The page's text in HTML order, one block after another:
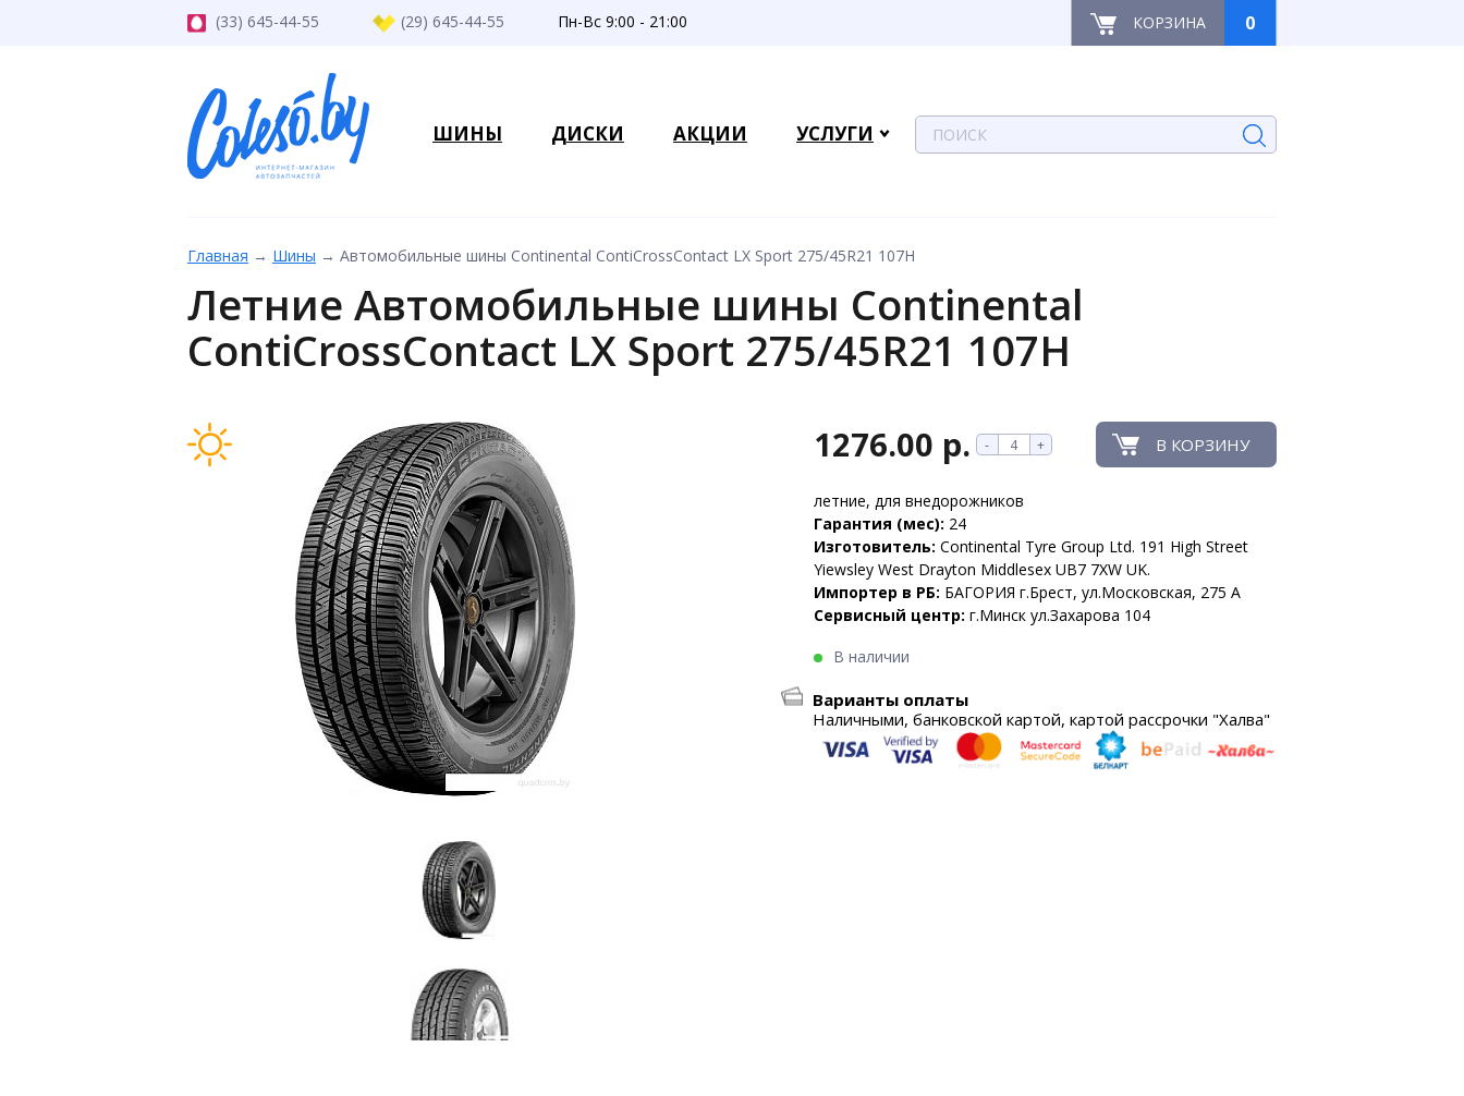
(33) 645-44-55 (29) 645-44-55 Пн-Вс 9:00 - 21:00 КОРЗИНА 0
ШИНЫ ДИСКИ АКЦИИ УСЛУГИ
Главная → Шины → Автомобильные шины Continental ContiCrossContact LX Sport 275/45R21 107H
Летние Автомобильные шины Continental
ContiCrossContact LX Sport 275/45R21 107H
1276.00 р. - + В КОРЗИНУ
летние, для внедорожников
Гарантия (мес): 24
Изготовитель: Continental Tyre Group Ltd. 191 High Street
Yiewsley West Drayton Middlesex UB7 7XW UK.
Импортер в РБ: БАГОРИЯ г.Брест, ул.Московская, 275 А
Сервисный центр: г.Минск ул.Захарова 104
В наличии
Варианты оплаты
Наличными, банковской картой, картой рассрочки "Халва"